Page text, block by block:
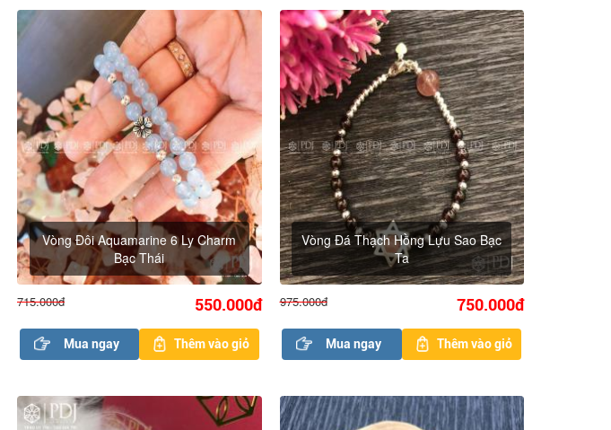
Vòng Đôi Aquamarine 6 Ly Charm
Bạc Thái
715.000đ 550.000đ
Mua ngay Thêm vào giỏ
Vòng Đá Thạch Hồng Lựu Sao Bạc
Ta
975.000đ 750.000đ
Mua ngay Thêm vào giỏ